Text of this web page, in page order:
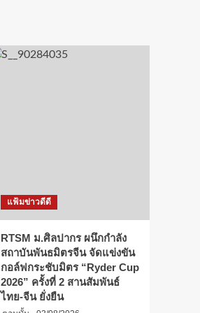
แฟ้มข่าวดีดี
RTSM ม.ศิลปากร ผนึกกำลัง
สถาบันพันธมิตรจีน จัดแข่งขัน
กอล์ฟกระชับมิตร “Ryder Cup
2026” ครั้งที่ 2 สานสัมพันธ์
ไทย-จีน ยั่งยืน